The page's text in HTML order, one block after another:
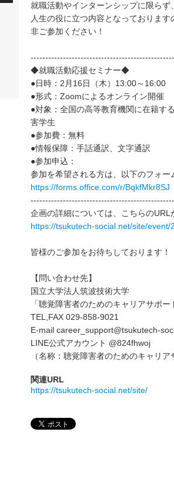
就職活動やインターンシップに限らず
人生の役に立つ内容となっております
非ご参加ください！
◆就職活動応援セミナー◆
●日時：2月16日（木）13:00～16:00
●形式：Zoomによるオンライン開催
●対象：全国の高等教育機関に在籍す
害学生
●参加費：無料
●情報保障：手話通訳、文字通訳
●参加申込：
参加を希望される方は、以下のフォー
https://forms.office.com/r/BqkfMkr8SJ
企画の詳細については、こちらのURL
https://tsukutech-social.net/site/
皆様のご参加をお待ちしております！
【問い合わせ先】
国立大学法人筑波技術大学
「聴覚障害者のためのキャリアサポ
TEL,FAX 029-858-9021
E-mail career_support@tsukutech-
LINE公式アカウント @824fhwoj
（名称：聴覚障害者のためのキャリア
関連URL
https://tsukutech-social.net/site/